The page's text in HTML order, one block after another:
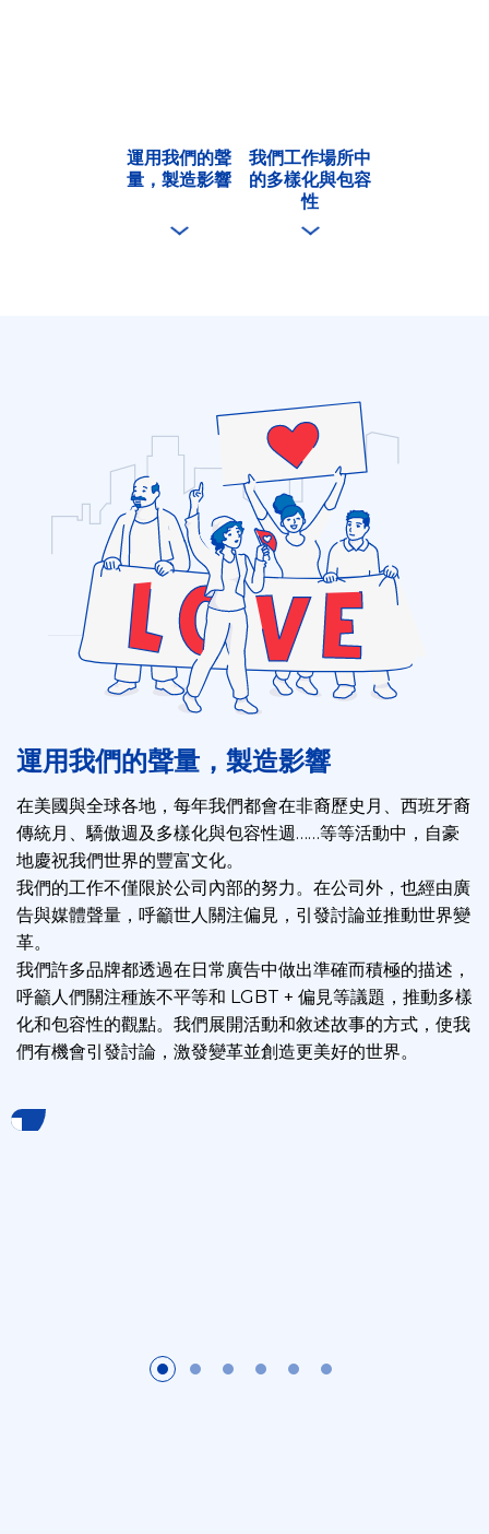
運用我們的聲
量，製造影響
我們工作場所中
的多樣化與包容
性
運用我們的聲量，製造影響
在美國與全球各地，每年我們都會在非裔歷史月、西班牙裔
傳統月、驕傲週及多樣化與包容性週……等等活動中，自豪
地慶祝我們世界的豐富文化。
我們的工作不僅限於公司內部的努力。在公司外，也經由廣
告與媒體聲量，呼籲世人關注偏見，引發討論並推動世界變
革。
我們許多品牌都透過在日常廣告中做出準確而積極的描述，
呼籲人們關注種族不平等和 LGBT + 偏見等議題，推動多樣
化和包容性的觀點。我們展開活動和敘述故事的方式，使我
們有機會引發討論，激發變革並創造更美好的世界。